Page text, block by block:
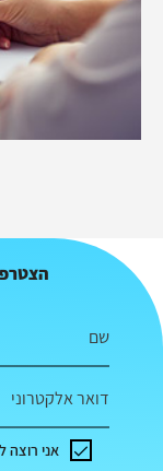
שם
דואר אלקטרוני
אני רוצה